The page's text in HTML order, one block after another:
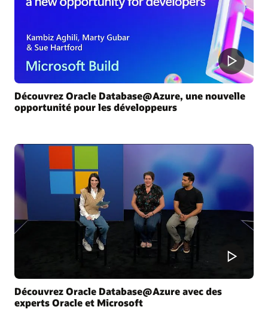
Découvrez Oracle Database@Azure, une nouvelle
opportunité pour les développeurs
Découvrez Oracle Database@Azure avec des
experts Oracle et Microsoft